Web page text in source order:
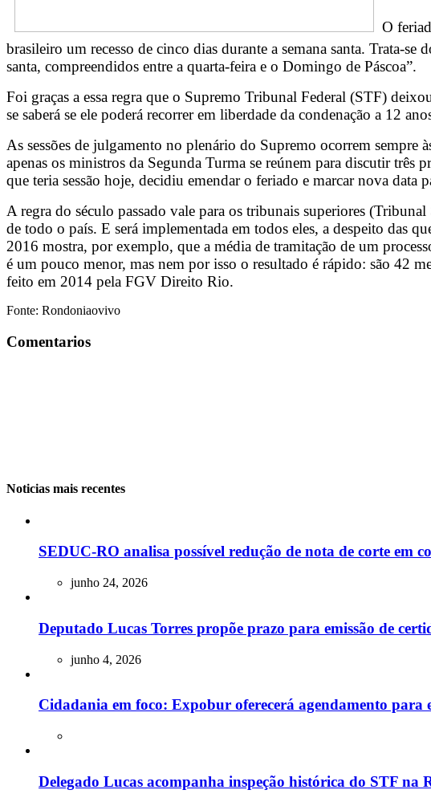
O
brasileiro um recesso de cinco dias durante a semana santa. Trata-
santa, compreendidos entre a quarta-feira e o Domingo de Páscoa”.
Foi graças a essa regra que o Supremo Tribunal Federal (STF)
se saberá se ele poderá recorrer em liberdade da condenação a 12
As sessões de julgamento no plenário do Supremo ocorrem sempre
apenas os ministros da Segunda Turma se reúnem para discutir
que teria sessão hoje, decidiu emendar o feriado e marcar nova data
A regra do século passado vale para os tribunais superiores
de todo o país. E será implementada em todos eles, a despeito das
2016 mostra, por exemplo, que a média de tramitação de um
é um pouco menor, mas nem por isso o resultado é rápido: são 42
feito em 2014 pela FGV Direito Rio.
Fonte: Rondoniaovivo
Comentarios
Noticias mais recentes
SEDUC-RO analisa possível redução de nota de corte em
junho 24, 2026
Deputado Lucas Torres propõe prazo para emissão de
junho 4, 2026
Cidadania em foco: Expobur oferecerá agendamento para
Delegado Lucas acompanha inspeção histórica do STF na